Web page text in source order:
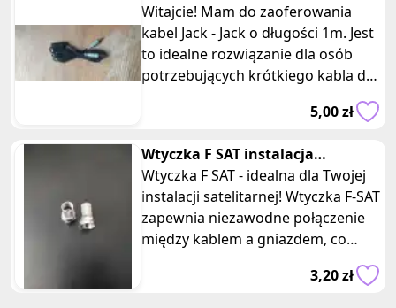
Witajcie! Mam do zaoferowania
kabel Jack - Jack o długości 1m. Jest
to idealne rozwiązanie dla osób
potrzebujących krótkiego kabla do
5,00 zł
Wtyczka F SAT instalacja
satelitarna
Wtyczka F SAT - idealna dla Twojej
instalacji satelitarnej! Wtyczka F-SAT
zapewnia niezawodne połączenie
między kablem a gniazdem, co
3,20 zł